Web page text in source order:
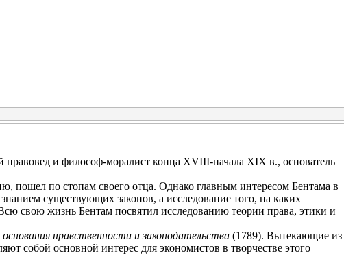
и философ-моралист конца XVIII-начала XIX в., основатель
пошел по стопам своего отца. Однако главным интересом Бентама в
существующих законов, а исследование того, на каких
свою жизнь Бентам посвятил исследованию теории права, этики и
основания нравственности и законодательства (1789). Вытекающие из
собой основной интерес для экономистов в творчестве этого